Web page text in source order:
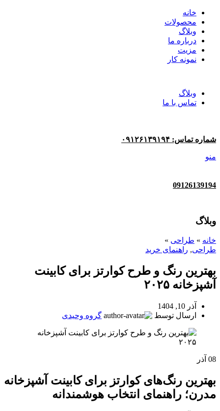
خانه
محصولات
وبلاگ
درباره ما
مزیت
نمونه کار
وبلاگ
تماس با ما
شماره تماس: ۰۹۱۲۶۱۳۹۱۹۴
منو
09126139194
وبلاگ
خانه » طراحی »
طراحی, راهنمای خرید
بهترین رنگ و طرح کوارتز برای کابینت
آشپزخانه ۲۰۲۵
آذر 10, 1404
ارسال توسط
گروه وحیدی
08 آذر
بهترین رنگ‌های کوارتز برای کابینت آشپزخانه
مدرن؛ راهنمای انتخاب هوشمندانه